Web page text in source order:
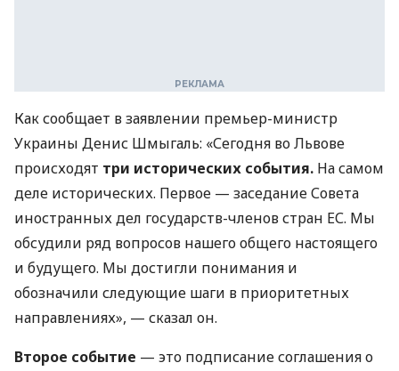
Как сообщает в заявлении премьер-министр
Украины Денис Шмыгаль: «Сегодня во Львове
происходят три исторических события. На самом
деле исторических. Первое — заседание Совета
иностранных дел государств-членов стран ЕС. Мы
обсудили ряд вопросов нашего общего настоящего
и будущего. Мы достигли понимания и
обозначили следующие шаги в приоритетных
направлениях», — сказал он.
Второе событие — это подписание соглашения о